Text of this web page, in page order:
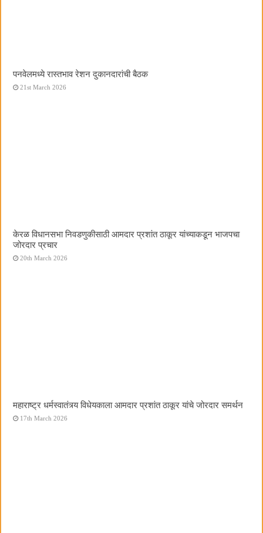
पनवेलमध्ये रास्तभाव रेशन दुकानदारांची बैठक
21st March 2026
केरळ विधानसभा निवडणुकीसाठी आमदार प्रशांत ठाकूर यांच्याकडून भाजपचा
जोरदार प्रचार
20th March 2026
महाराष्ट्र धर्मस्वातंत्र्य विधेयकाला आमदार प्रशांत ठाकूर यांचे जोरदार समर्थन
17th March 2026